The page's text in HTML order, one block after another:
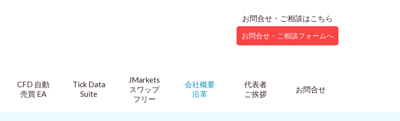
お問合せ・ご相談はこちら
お問合せ・ご相談フォームへ
CFD 自動
売買 EA
Tick Data
Suite
JMarkets
スワップ
フリー
会社概要
沿革
代表者
ご挨拶
お問合せ